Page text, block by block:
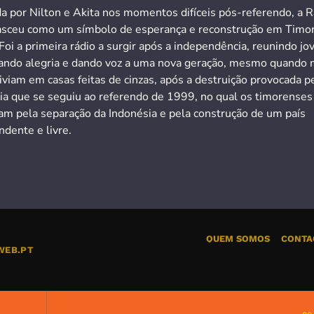
por Nilton e Akita nos momentos difíceis pós-referendo, a
como um símbolo de esperança e reconstrução em
a primeira rádio a surgir após a independência, reunindo
alegria e dando voz a uma nova geração, mesmo quando
em casas feitas de cinzas, após a destruição provocada
que se seguiu ao referendo de 1999, no qual os timorenses
pela separação da Indonésia e pela construção de um país
e livre.
QUEM SOMOS